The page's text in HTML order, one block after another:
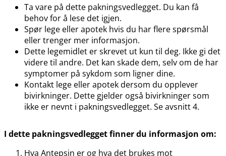
Ta vare på dette pakningsvedlegget. Du kan få
behov for å lese det igjen.
Spør lege eller apotek hvis du har flere spørsmål
eller trenger mer informasjon.
Dette legemidlet er skrevet ut kun til deg. Ikke gi det
videre til andre. Det kan skade dem, selv om de har
symptomer på sykdom som ligner dine.
Kontakt lege eller apotek dersom du opplever
bivirkninger. Dette gjelder også bivirkninger som
ikke er nevnt i pakningsvedlegget. Se avsnitt 4.
I dette pakningsvedlegget finner du informasjon om:
Hva Antepsin er og hva det brukes mot